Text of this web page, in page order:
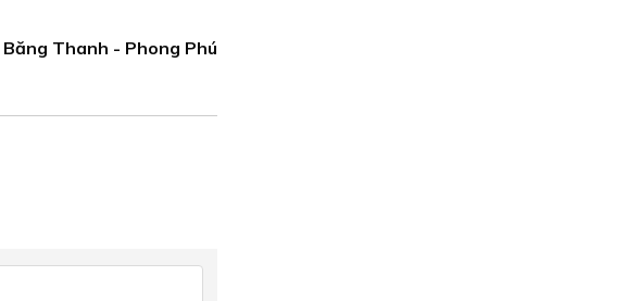
Băng Thanh - Phong Phú